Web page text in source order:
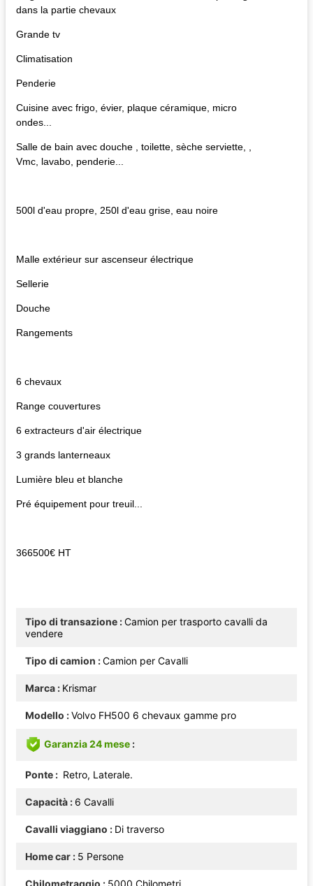
dans la partie chevaux
Grande tv
Climatisation
Penderie
Cuisine avec frigo, évier, plaque céramique, micro
ondes...
Salle de bain avec douche , toilette, sèche serviette, ,
Vmc, lavabo, penderie...
500l d'eau propre, 250l d'eau grise, eau noire
Malle extérieur sur ascenseur électrique
Sellerie
Douche
Rangements
6 chevaux
Range couvertures
6 extracteurs d'air électrique
3 grands lanterneaux
Lumière bleu et blanche
Pré équipement pour treuil...
366500€ HT
Tipo di transazione Camion per trasporto cavalli da
vendere
Tipo di camion Camion per Cavalli
Marca Krismar
Modello Volvo FH500 6 chevaux gamme pro
Garanzia 24 mese
Ponte Retro, Laterale.
Capacità 6 Cavalli
Cavalli viaggiano Di traverso
Home car 5 Persone
Chilometraggio 5000 Chilometri